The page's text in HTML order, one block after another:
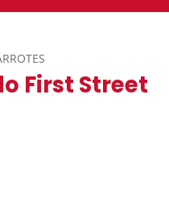
First Street